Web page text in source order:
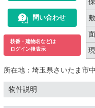
問い合わせ
枝番・建物名などは
ログイン後表示
所在地： 埼玉県さいたま市
物件説明